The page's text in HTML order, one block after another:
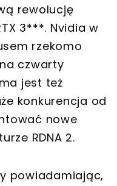
rewolucję
3***. Nvidia w
rzekomo
czwarty
jest też
konkurencja od
nowe
RDNA 2.
powiadamiając,